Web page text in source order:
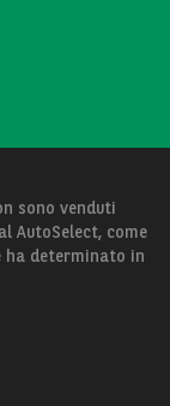
sono venduti
AutoSelect, come
ha determinato in